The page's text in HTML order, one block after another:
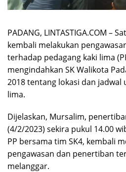
PADANG, LINTASTIGA.COM –
kembali melakukan
terhadap pedagang kaki lima
mengindahkan SK Walikota
2018 tentang lokasi dan jadwal
lima.
Dijelaskan, Mursalim,
(4/2/2023) sekira pukul 14.00
PP bersama tim SK4, kembali
pengawasan dan penertiban
melanggar.